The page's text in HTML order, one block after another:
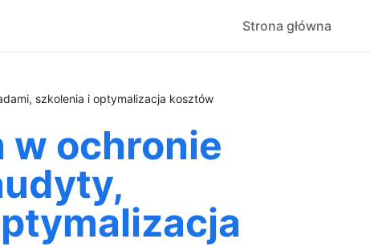
Strona główna
szkolenia i optymalizacja kosztów
w ochronie